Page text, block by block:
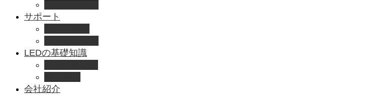
サポート
LEDの基礎知識
会社紹介